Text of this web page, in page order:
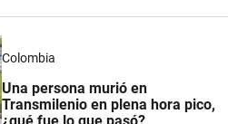
Colombia
Una persona murió en
Transmilenio en plena hora pico,